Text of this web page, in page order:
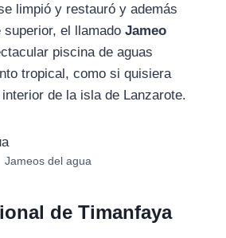
limpió y restauró y además
superior, el llamado Jameo
piscina de aguas
tropical, como si quisiera
de la isla de Lanzarote.
Jameos del agua
de Timanfaya